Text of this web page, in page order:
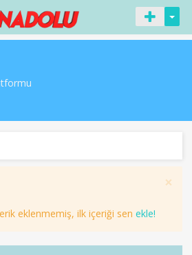
×
eklenmemiş, ilk içeriği sen ekle!